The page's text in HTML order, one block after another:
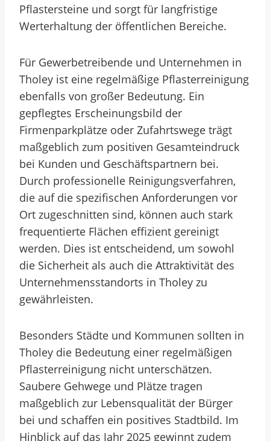
Pflastersteine und sorgt für langfristige
Werterhaltung der öffentlichen Bereiche.
Für Gewerbetreibende und Unternehmen in
Tholey ist eine regelmäßige Pflasterreinigung
ebenfalls von großer Bedeutung. Ein
gepflegtes Erscheinungsbild der
Firmenparkplätze oder Zufahrtswege trägt
maßgeblich zum positiven Gesamteindruck
bei Kunden und Geschäftspartnern bei.
Durch professionelle Reinigungsverfahren,
die auf die spezifischen Anforderungen vor
Ort zugeschnitten sind, können auch stark
frequentierte Flächen effizient gereinigt
werden. Dies ist entscheidend, um sowohl
die Sicherheit als auch die Attraktivität des
Unternehmensstandorts in Tholey zu
gewährleisten.
Besonders Städte und Kommunen sollten in
Tholey die Bedeutung einer regelmäßigen
Pflasterreinigung nicht unterschätzen.
Saubere Gehwege und Plätze tragen
maßgeblich zur Lebensqualität der Bürger
bei und schaffen ein positives Stadtbild. Im
Hinblick auf das Jahr 2025 gewinnt zudem